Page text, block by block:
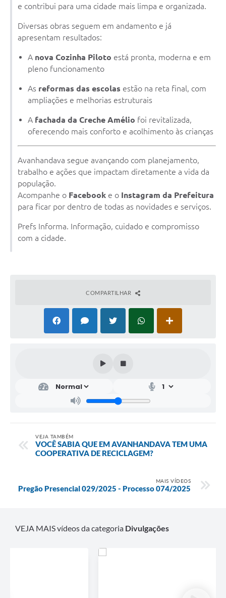
e contribui para uma cidade mais limpa e organizada.
Diversas obras seguem em andamento e já
apresentam resultados:
A nova Cozinha Piloto está pronta, moderna e em
pleno funcionamento
As reformas das escolas estão na reta final, com
ampliações e melhorias estruturais
A fachada da Creche Amélio foi revitalizada,
oferecendo mais conforto e acolhimento às crianças
Avanhandava segue avançando com planejamento,
trabalho e ações que impactam diretamente a vida da
população.
Acompanhe o Facebook e o Instagram da Prefeitura
para ficar por dentro de todas as novidades e serviços.
Prefs Informa. Informação, cuidado e compromisso
com a cidade.
COMPARTILHAR
VEJA TAMBÉM
VOCÊ SABIA QUE EM AVANHANDAVA TEM UMA
COOPERATIVA DE RECICLAGEM?
MAIS VÍDEOS
Pregão Presencial 029/2025 - Processo 074/2025
VEJA MAIS vídeos da categoria Divulgações